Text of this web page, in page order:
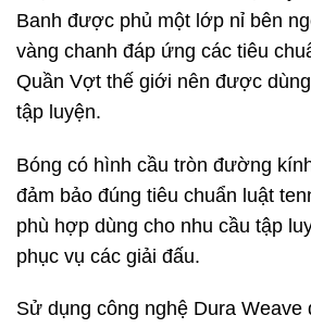
Banh được phủ một lớp nỉ bên
vàng chanh đáp ứng các tiêu
Quần Vợt thế giới nên được
tập luyện.
Bóng có hình cầu tròn đường
đảm bảo đúng tiêu chuẩn luật
phù hợp dùng cho nhu cầu tập
phục vụ các giải đấu.
Sử dụng công nghệ Dura